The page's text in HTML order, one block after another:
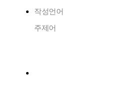
작성언어
주제어